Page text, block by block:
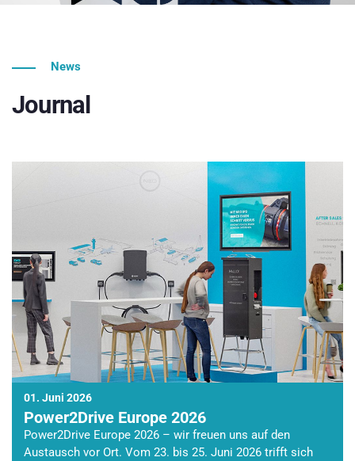
News
Journal
01. Juni 2026
Power2Drive Europe 2026
Power2Drive Europe 2026 – wir freuen uns auf den
Austausch vor Ort. Vom 23. bis 25. Juni 2026 trifft sich